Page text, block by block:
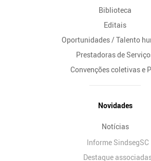
Biblioteca
Editais
Oportunidades / Talento
Prestadoras de
Convenções coletivas e
Novidades
Notícias
Informe SindsegSC
Destaque